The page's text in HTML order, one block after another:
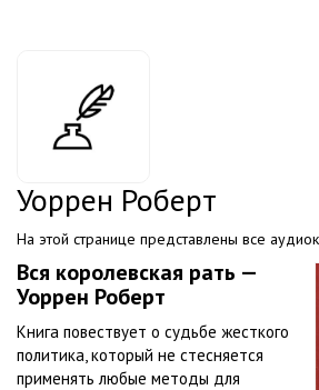
Уоррен Роберт
На этой странице представлены все
Вся королевская рать —
Уоррен Роберт
Книга повествует о судьбе жесткого
политика, который не стесняется
применять любые методы для